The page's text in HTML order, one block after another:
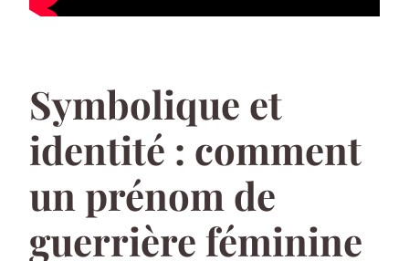
Symbolique et
identité : comment
un prénom de
guerrière féminine